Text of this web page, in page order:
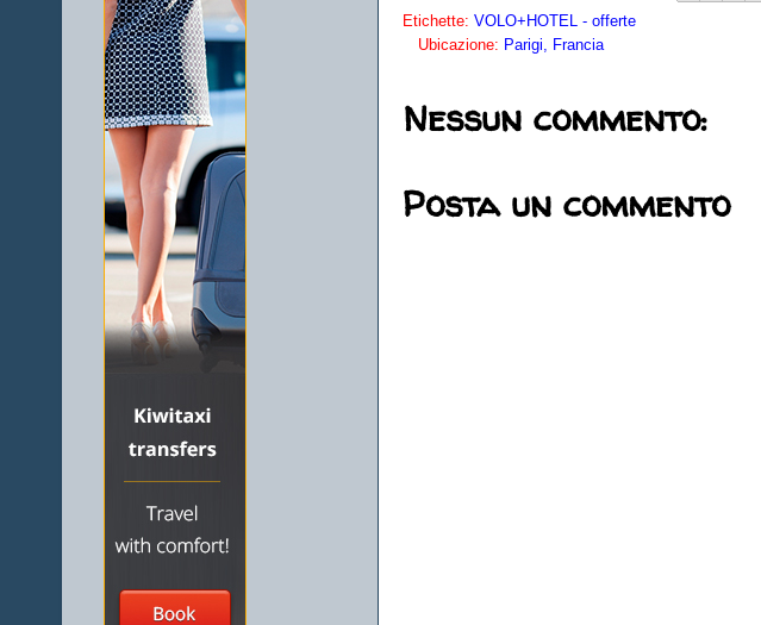
Etichette: VOLO+HOTEL - offerte
Ubicazione: Parigi, Francia
Nessun commento:
Posta un commento